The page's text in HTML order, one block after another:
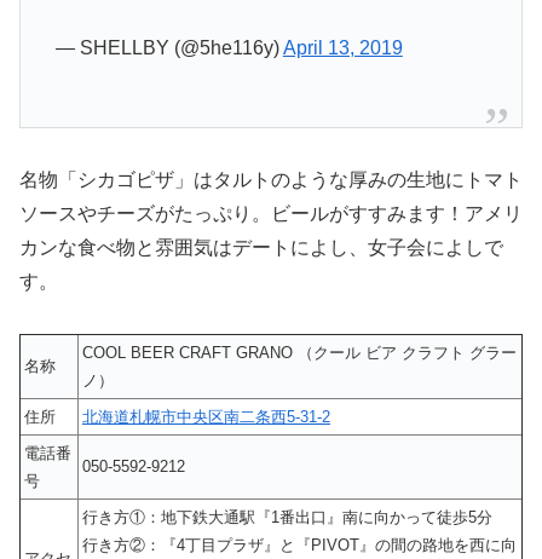
— SHELLBY (@5he116y)April 13, 2019
名物「シカゴピザ」はタルトのような厚みの生地にトマト
ソースやチーズがたっぷり。ビールがすすみます！アメリ
カンな食べ物と雰囲気はデートによし、女子会によしで
す。
名称
COOL BEER CRAFT GRANO （クール ビア クラフト グラー
ノ）
住所
北海道札幌市中央区南二条西5-31-2
電話番
号
050-5592-9212
行き方①：地下鉄大通駅『1番出口』南に向かって徒歩5分
行き方②：『4丁目プラザ』と『PIVOT』の間の路地を西に向